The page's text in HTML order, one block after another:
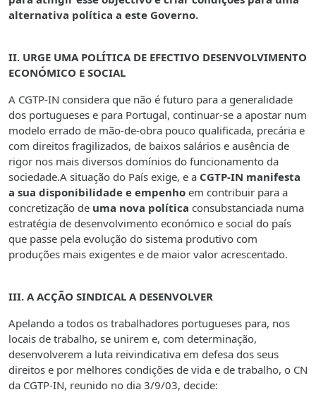
alternativa política a este Governo.
II. URGE UMA POLÍTICA DE EFECTIVO DESENVOLVIMENTO
ECONÓMICO E SOCIAL
A CGTP-IN considera que não é futuro para a generalidade
dos portugueses e para Portugal, continuar-se a apostar num
modelo errado de mão-de-obra pouco qualificada, precária e
com direitos fragilizados, de baixos salários e ausência de
rigor nos mais diversos domínios do funcionamento da
sociedade.A situação do País exige, e a CGTP-IN manifesta
a sua disponibilidade e empenho em contribuir para a
concretização de uma nova política consubstanciada numa
estratégia de desenvolvimento económico e social do país
que passe pela evolução do sistema produtivo com
produções mais exigentes e de maior valor acrescentado.
III. A ACÇÃO SINDICAL A DESENVOLVER
Apelando a todos os trabalhadores portugueses para, nos
locais de trabalho, se unirem e, com determinação,
desenvolverem a luta reivindicativa em defesa dos seus
direitos e por melhores condições de vida e de trabalho, o CN
da CGTP-IN, reunido no dia 3/9/03, decide: